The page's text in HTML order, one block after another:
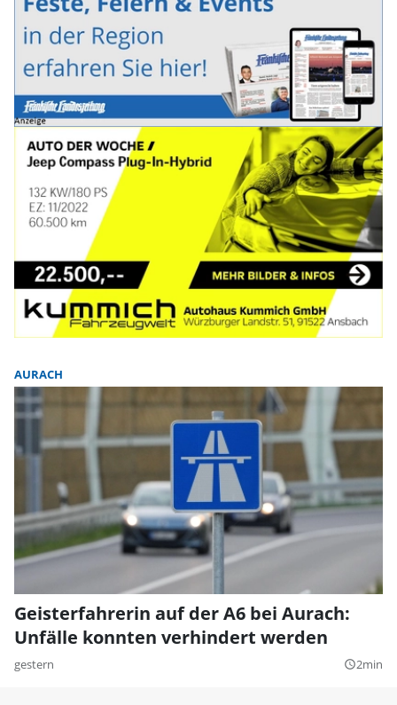
AURACH
Geisterfahrerin auf der A6 bei Aurach:
Unfälle konnten verhindert werden
gestern query_builder2min